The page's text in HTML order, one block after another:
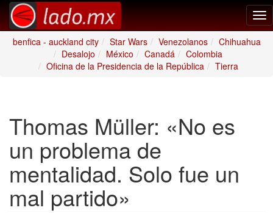
benfica - auckland city
Star Wars Venezolanos
Chihuahua
Desalojo
México Canadá
Colombia
Oficina de la Presidencia de la República
Tierra
Thomas Müller: «No es
un problema de
mentalidad. Solo fue un
mal partido»